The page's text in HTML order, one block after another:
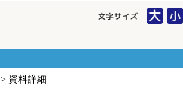
> 資料詳細